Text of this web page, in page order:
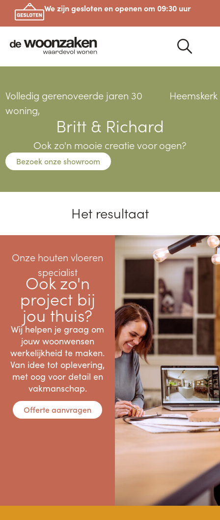
We zijn gesloten en openen om 09:30 uur
Volledig gerenoveerde jaren 30
woning,
Heemskerk
Britt & Richard
Ook zo'n mooie creatie voor ogen?
Bezoek onze showroom
Het resultaat
Onze houten vloeren
specialist
Ook zo'n
project bij
jou thuis?
Wij helpen je graag om
jouw woonwensen
werkelijkheid te maken.
Van idee tot oplevering,
met oog voor detail en
vakmanschap.
Offerte aanvragen